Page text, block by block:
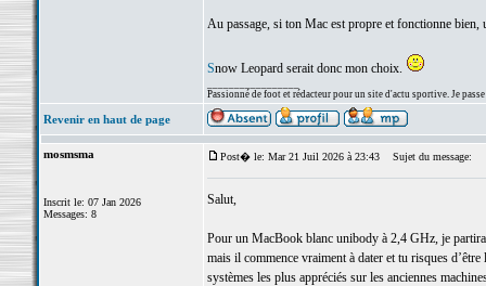
Au passage, si ton Mac est propre et fonctionne
Snow Leopard serait donc mon choix.
Passionné de foot et rédacteur pour un site d'actu sportive. Je
Revenir en haut de page
mosmsma
Inscrit le: 07 Jan 2026
Messages: 8
Post� le: Mar 21 Juil 2026 à 23:43 Sujet du message:
Salut,
Pour un MacBook blanc unibody à 2,4 GHz, je
mais il commence vraiment à dater et tu risques
systèmes les plus appréciés sur les anciennes